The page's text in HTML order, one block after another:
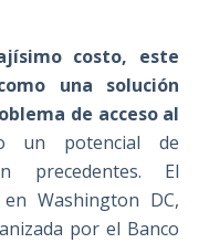
costo, este
una solución
de acceso al
un potencial de
precedentes. El
Washington DC,
por el Banco